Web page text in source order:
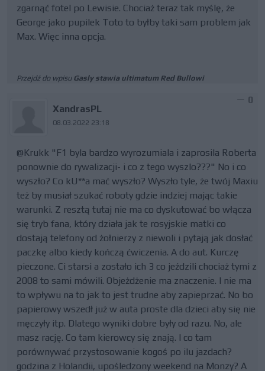
zgarnąć fotel po Lewisie. Chociaż teraz tak myślę, że
George jako pupilek Toto to byłby taki sam problem jak
Max. Więc inna opcja.
Przejdź do wpisu Gasly stawia ultimatum Red Bullowi
XandrasPL
08.03.2022 23:18
0
@Krukk "F1 byla bardzo wyrozumiala i zaprosila Roberta
ponownie do rywalizacji- i co z tego wyszlo???" No i co
wyszło? Co kU**a mać wyszło? Wyszło tyle, że twój Maxiu
też by musiał szukać roboty gdzie indziej mając takie
warunki. Z resztą tutaj nie ma co dyskutować bo włącza
się tryb fana, który działa jak te rosyjskie matki co
dostają telefony od żołnierzy z niewoli i pytają jak dosłać
paczkę albo kiedy kończą ćwiczenia. A do aut. Kurczę
pieczone. Ci starsi a zostało ich 3 co jeździli chociaż tymi z
2008 to sami mówili. Objeżdżenie ma znaczenie. I nie ma
to wpływu na to jak to jest trudne aby zapieprzać. No bo
papierowy wszedł już w auta proste dla dzieci aby się nie
męczyły itp. Dlatego wyniki dobre były od razu. No, ale
masz rację. Co tam kierowcy się znają. I co tam
porównywać przystosowanie kogoś po ilu jazdach?
godzina z Holandii, upośledzony weekend na Monzy? A